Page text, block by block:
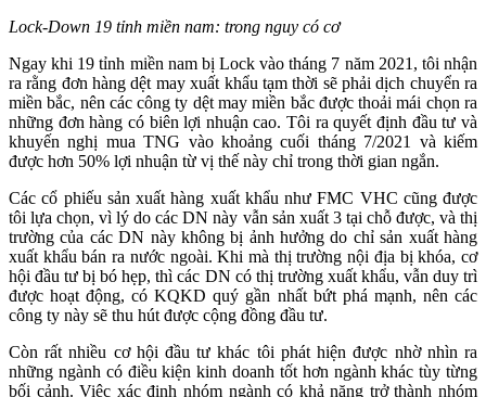
Lock-Down 19 tỉnh miền nam: trong nguy có cơ
Ngay khi 19 tỉnh miền nam bị Lock vào tháng 7 năm 2021, tôi nhận
ra rằng đơn hàng dệt may xuất khẩu tạm thời sẽ phải dịch chuyển ra
miền bắc, nên các công ty dệt may miền bắc được thoải mái chọn ra
những đơn hàng có biên lợi nhuận cao. Tôi ra quyết định đầu tư và
khuyến nghị mua TNG vào khoảng cuối tháng 7/2021 và kiếm
được hơn 50% lợi nhuận từ vị thế này chỉ trong thời gian ngắn.
Các cổ phiếu sản xuất hàng xuất khẩu như FMC VHC cũng được
tôi lựa chọn, vì lý do các DN này vẫn sản xuất 3 tại chỗ được, và thị
trường của các DN này không bị ảnh hưởng do chỉ sản xuất hàng
xuất khẩu bán ra nước ngoài. Khi mà thị trường nội địa bị khóa, cơ
hội đầu tư bị bó hẹp, thì các DN có thị trường xuất khẩu, vẫn duy trì
được hoạt động, có KQKD quý gần nhất bứt phá mạnh, nên các
công ty này sẽ thu hút được cộng đồng đầu tư.
Còn rất nhiều cơ hội đầu tư khác tôi phát hiện được nhờ nhìn ra
những ngành có điều kiện kinh doanh tốt hơn ngành khác tùy từng
bối cảnh. Việc xác định nhóm ngành có khả năng trở thành nhóm